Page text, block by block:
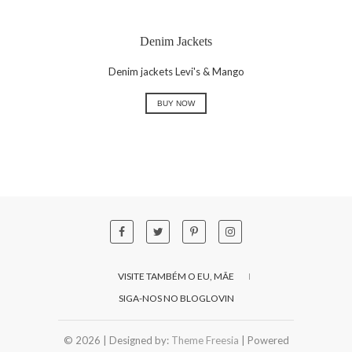
Denim Jackets
Denim jackets Levi's & Mango
BUY NOW
VISITE TAMBÉM O EU, MÃE
SIGA-NOS NO BLOGLOVIN
© 2026 | Designed by: Theme Freesia | Powered